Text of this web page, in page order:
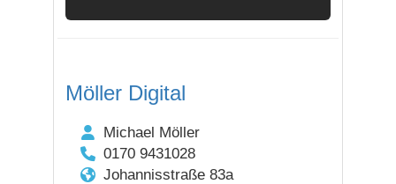
Möller Digital
Michael Möller
0170 9431028
Johannisstraße 83a